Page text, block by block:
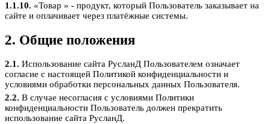
1.1.10. «Товар » - продукт, который Пользователь заказывает на
сайте и оплачивает через платёжные системы.
2. Общие положения
2.1. Использование сайта РусланД Пользователем означает
согласие с настоящей Политикой конфиденциальности и
условиями обработки персональных данных Пользователя.
2.2. В случае несогласия с условиями Политики
конфиденциальности Пользователь должен прекратить
использование сайта РусланД.